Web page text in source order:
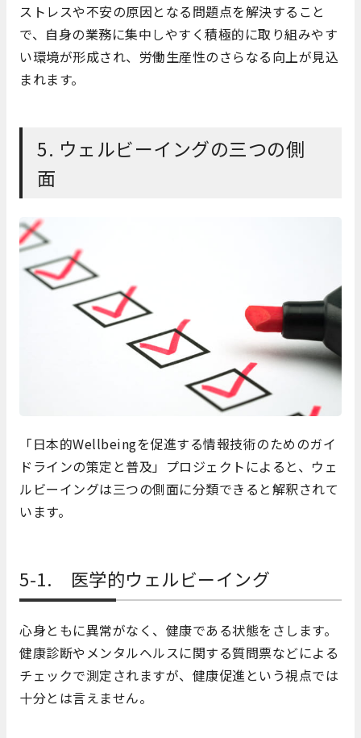
ストレスや不安の原因となる問題点を解決すること
で、自身の業務に集中しやすく積極的に取り組みやす
い環境が形成され、労働生産性のさらなる向上が見込
まれます。
5. ウェルビーイングの三つの側
面
「日本的Wellbeingを促進する情報技術のためのガイ
ドラインの策定と普及」プロジェクトによると、ウェ
ルビーイングは三つの側面に分類できると解釈されて
います。
5-1. 医学的ウェルビーイング
心身ともに異常がなく、健康である状態をさします。
健康診断やメンタルヘルスに関する質問票などによる
チェックで測定されますが、健康促進という視点では
十分とは言えません。